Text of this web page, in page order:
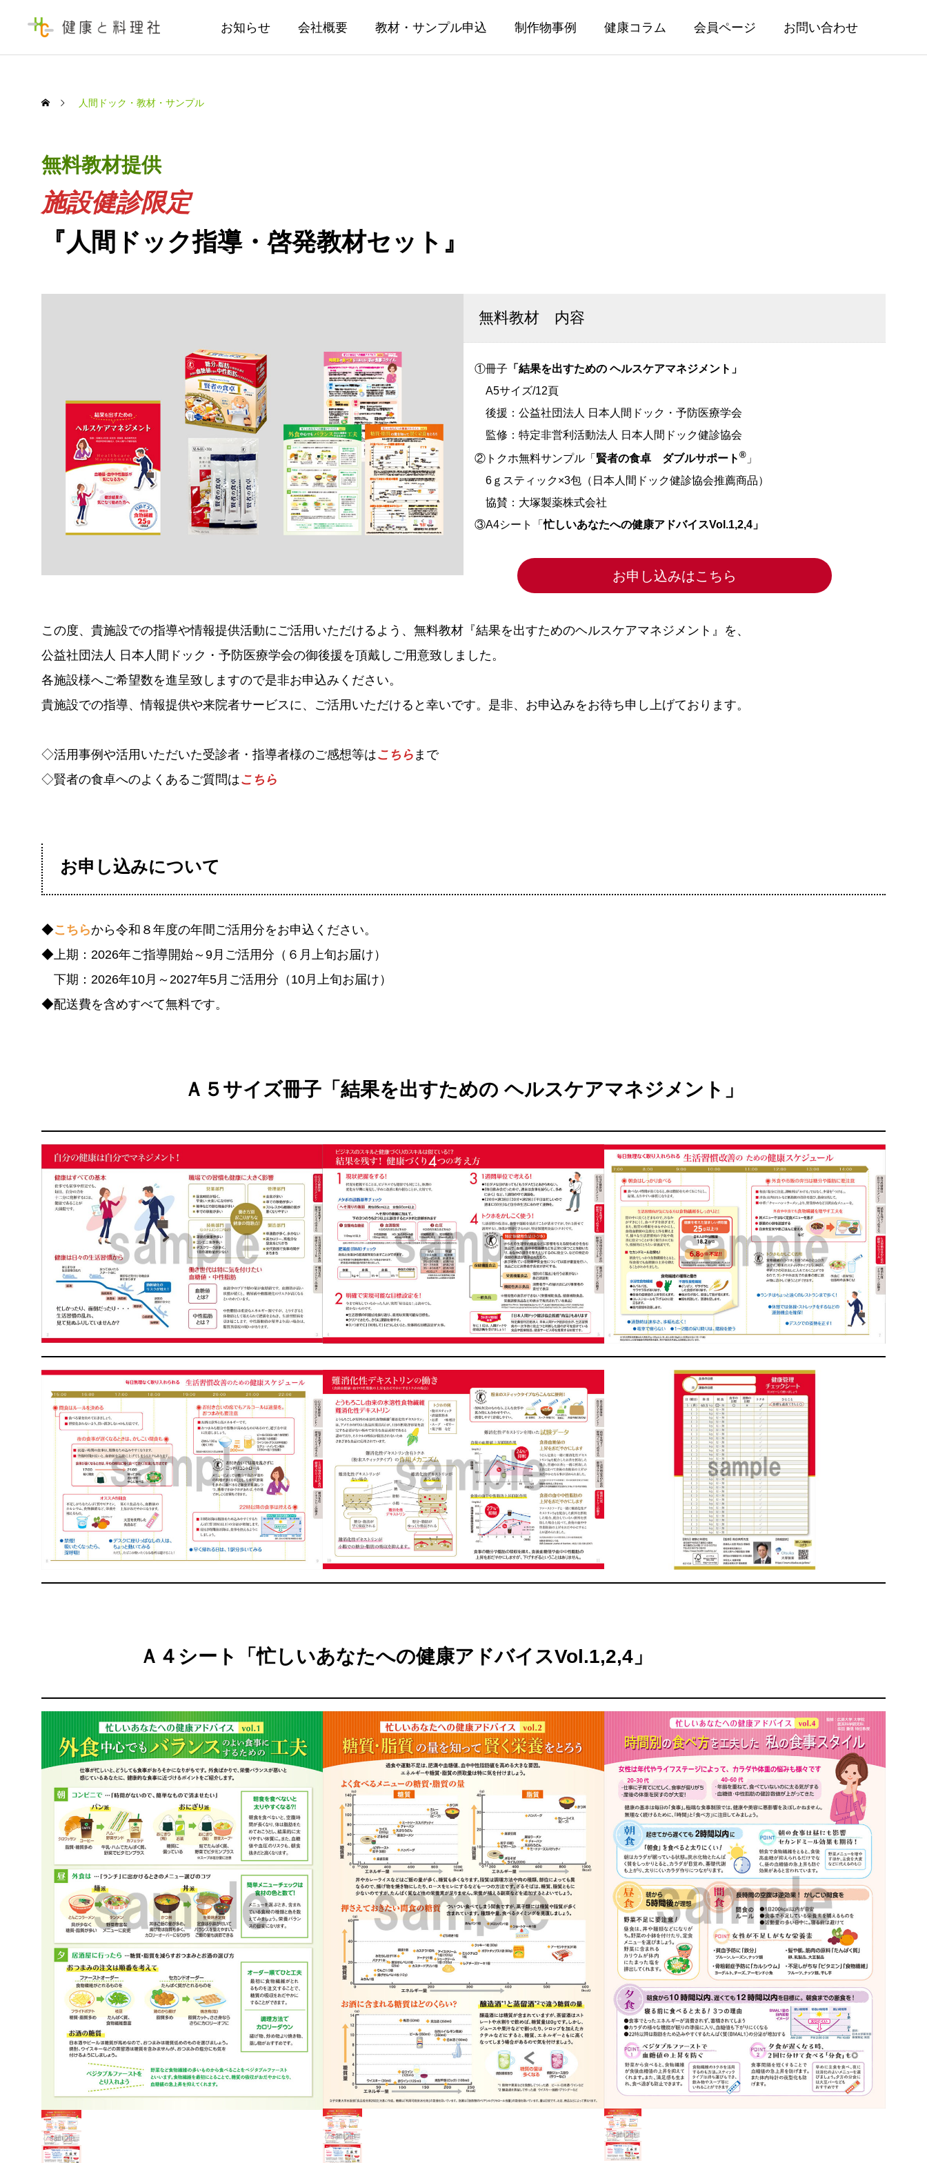
お知らせ 会社概要 教材・サンプル申込 制作物事例 健康コラム 会員ページ お問い合わせ
人間ドック・教材・サンプル
無料教材提供
施設健診限定
『人間ドック指導・啓発教材セット』
無料教材 内容
①冊子 「結果を出すための ヘルスケアマネジメント」
A5サイズ/12頁
後援：公益社団法人 日本人間ドック・予防医療学会
監修：特定非営利活動法人 日本人間ドック健診協会
②トクホ無料サンプル「 賢者の食卓 ダブルサポート ® 」
6ｇスティック×3包（日本人間ドック健診協会推薦商品）
協賛：大塚製薬株式会社
③A4シート「忙しいあなたへの健康アドバイスVol.1,2,4」
お申し込みはこちら
この度、貴施設での指導や情報提供活動にご活用いただけるよう、無料教材『結果を出すためのヘルスケアマネジメント』を、
公益社団法人 日本人間ドック・予防医療学会の御後援を頂戴しご用意致しました。
各施設様へご希望数を進呈致しますので是非お申込みください。
貴施設での指導、情報提供や来院者サービスに、ご活用いただけると幸いです。是非、お申込みをお待ち申し上げております。
◇活用事例や活用いただいた受診者・指導者様のご感想等はこちら まで
◇賢者の食卓へのよくあるご質問はこちら
お申し込みについて
◆こちらから令和８年度の年間ご活用分をお申込ください。
◆上期：2026年ご指導開始～9月ご活用分（６月上旬お届け）
下期：2026年10月～2027年5月ご活用分（10月上旬お届け）
◆配送費を含めすべて無料です。
Ａ５サイズ冊子「結果を出すための ヘルスケアマネジメント」
Ａ４シート「忙しいあなたへの健康アドバイスVol.1,2,4」